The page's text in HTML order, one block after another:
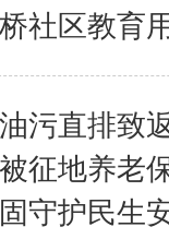
社区教育
污直排致
征地养老
守护民生